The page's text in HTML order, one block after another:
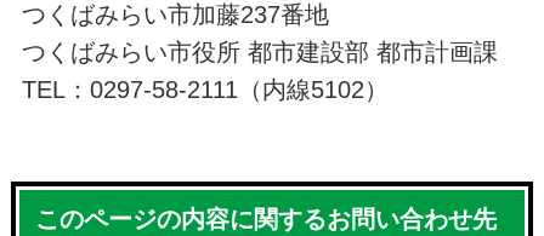
つくばみらい市加藤237番地
つくばみらい市役所 都市建設部 都市計画課
TEL：0297-58-2111（内線5102）
このページの内容に関するお問い合わせ先